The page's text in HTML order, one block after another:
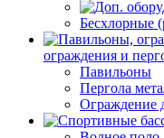
Бесхлорные
ограждения и
Павильоны
Пергола
Ограждение